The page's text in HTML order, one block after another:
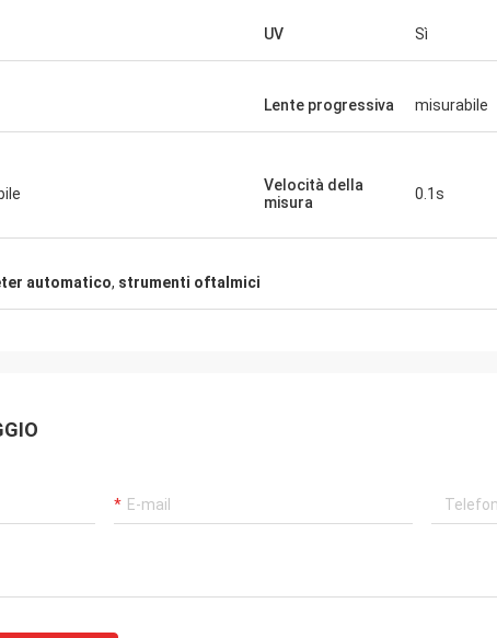
nostro
Fortunato all'incontrato al gruppo ottico di
importati loro, dal gruppo eccellente e
UV Sì
Lente progressiva misurabile
Velocità della
misura
0.1s
automatico, strumenti oftalmici